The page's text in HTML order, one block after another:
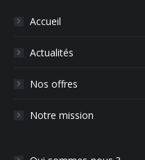
Accueil
Actualités
Nos offres
Notre mission